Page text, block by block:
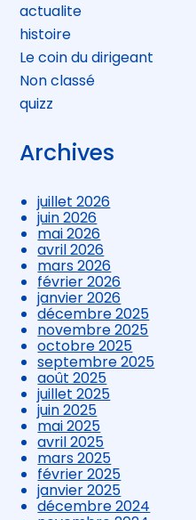
actualite
histoire
Le coin du dirigeant
Non classé
quizz
Archives
juillet 2026
juin 2026
mai 2026
avril 2026
mars 2026
février 2026
janvier 2026
décembre 2025
novembre 2025
octobre 2025
septembre 2025
août 2025
juillet 2025
juin 2025
mai 2025
avril 2025
mars 2025
février 2025
janvier 2025
décembre 2024